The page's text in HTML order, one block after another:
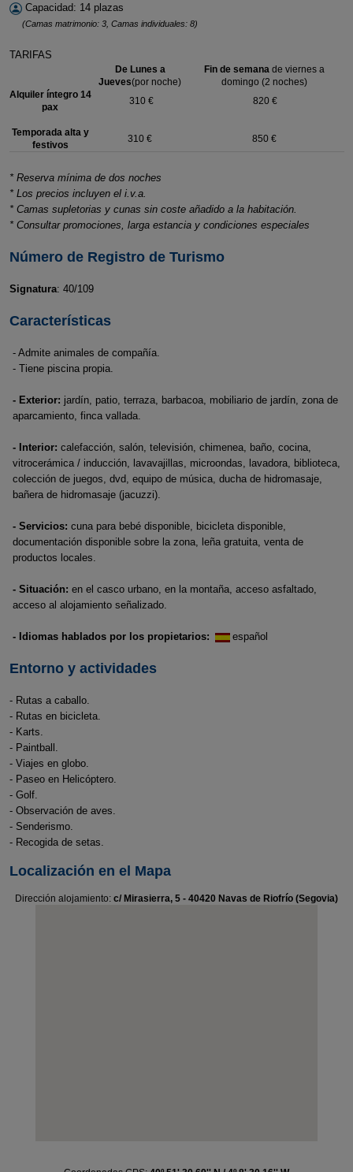
Capacidad: 14 plazas
(Camas matrimonio: 3, Camas individuales: 8)
TARIFAS
De Lunes a
Jueves(por noche)
Fin de semanade viernes a
domingo (2 noches)
Alquiler íntegro 14
pax
310 € 820 €
Temporada alta y
festivos
310 € 850 €
* Reserva mínima de dos noches
* Los precios incluyen el i.v.a.
* Camas supletorias y cunas sin coste añadido a la habitación.
* Consultar promociones, larga estancia y condiciones especiales
Número de Registro de Turismo
Signatura: 40/109
Características
- Admite animales de compañía.
- Tiene piscina propia.
- Exterior: jardín, patio, terraza, barbacoa, mobiliario de jardín, zona de
aparcamiento, finca vallada.
- Interior: calefacción, salón, televisión, chimenea, baño, cocina,
vitrocerámica / inducción, lavavajillas, microondas, lavadora, biblioteca,
colección de juegos, dvd, equipo de música, ducha de hidromasaje,
bañera de hidromasaje (jacuzzi).
- Servicios: cuna para bebé disponible, bicicleta disponible,
documentación disponible sobre la zona, leña gratuita, venta de
productos locales.
- Situación: en el casco urbano, en la montaña, acceso asfaltado,
acceso al alojamiento señalizado.
- Idiomas hablados por los propietarios: español
Entorno y actividades
- Rutas a caballo.
- Rutas en bicicleta.
- Karts.
- Paintball.
- Viajes en globo.
- Paseo en Helicóptero.
- Golf.
- Observación de aves.
- Senderismo.
- Recogida de setas.
Localización en el Mapa
Dirección alojamiento: c/ Mirasierra, 5 - 40420 Navas de Riofrío (Segovia)